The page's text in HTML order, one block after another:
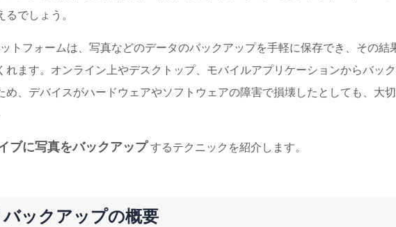
でしょう。
トフォームは、写真などのデータのバックアップを手軽に保存でき、その結
れます。オンライン上やデスクトップ、モバイルアプリケーションからバッ
め、デバイスがハードウェアやソフトウェアの障害で損壊したとしても、大
ブに写真をバックアップするテクニックを紹介します。
ックアップの概要